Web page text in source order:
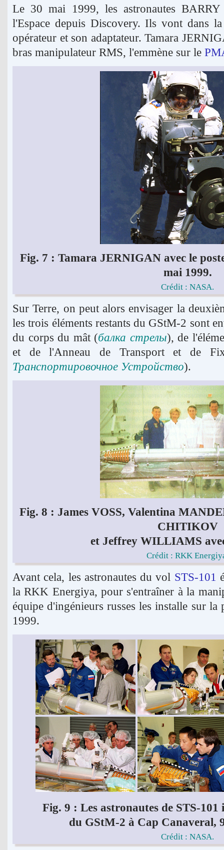
Le 30 mai 1999, les astronautes
l'Espace depuis Discovery. Ils vont dans
opérateur et son adaptateur. Tamara
bras manipulateur RMS, l'emmène sur le
Fig. 7 : Tamara JERNIGAN avec le
mai 1999.
Crédit : NASA.
Sur Terre, on peut alors envisager la
les trois éléments restants du GStM-2 sont
du corps du mât (балка стрелы), de
et de l'Anneau de Transport et de
Транспортировочное Устройство).
Fig. 8 : James VOSS, Valentina
CHITIKOV
et Jeffrey WILLIAMS
Crédit : RKK
Avant cela, les astronautes du vol STS-101
la RKK Energiya, pour s'entraîner à la
équipe d'ingénieurs russes les installe sur
1999.
Fig. 9 : Les astronautes de STS-101
du GStM-2 à Cap Canaveral,
Crédit : NASA.